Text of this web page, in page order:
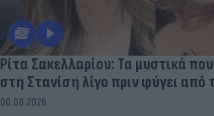
Ρίτα Σακελλαρίου: Τα μυστικά
στη Στανίση λίγο πριν φύγει από
06.08.2026